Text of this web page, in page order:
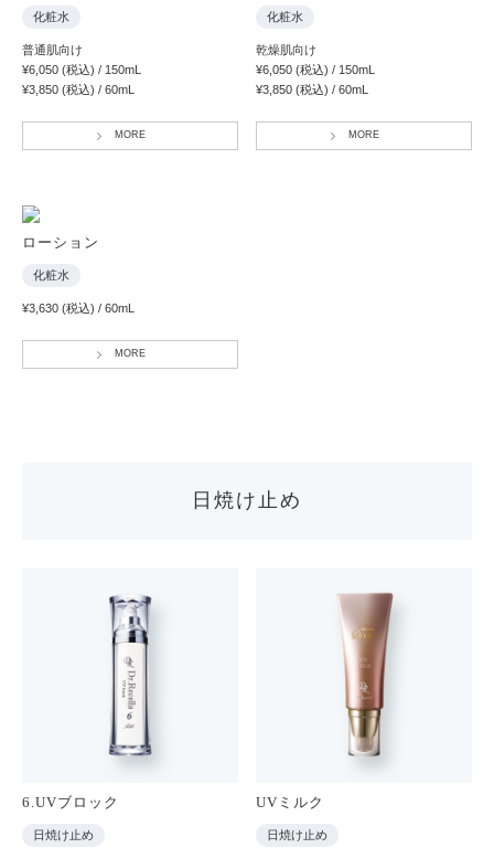
化粧水
普通肌向け
¥6,050 (税込) / 150mL
¥3,850 (税込) / 60mL
MORE
化粧水
乾燥肌向け
¥6,050 (税込) / 150mL
¥3,850 (税込) / 60mL
MORE
ローション
化粧水
¥3,630 (税込) / 60mL
MORE
日焼け止め
6.UVブロック
日焼け止め
UVミルク
日焼け止め